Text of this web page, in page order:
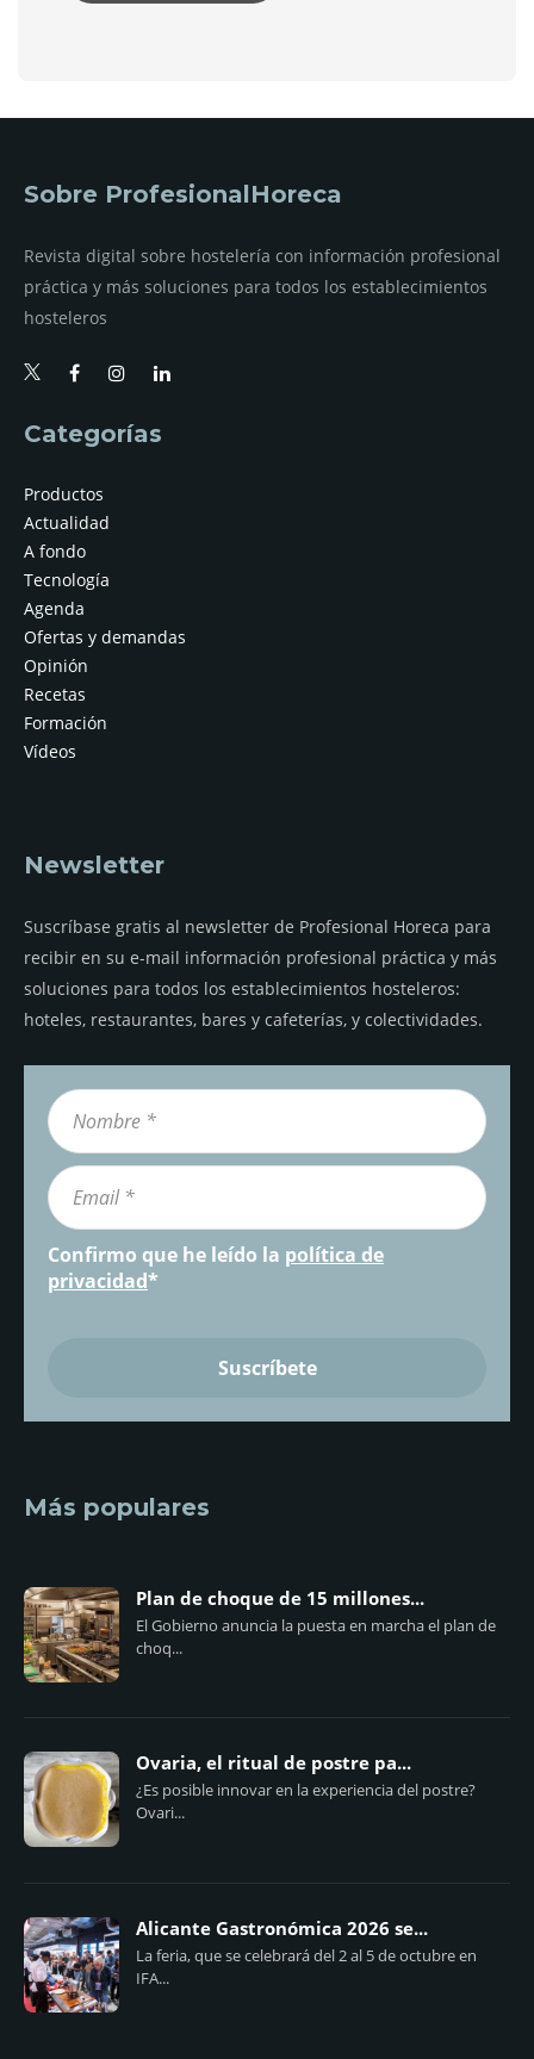
Sobre ProfesionalHoreca
Revista digital sobre hostelería con información profesional
práctica y más soluciones para todos los establecimientos
hosteleros
Categorías
Productos
Actualidad
A fondo
Tecnología
Agenda
Ofertas y demandas
Opinión
Recetas
Formación
Vídeos
Newsletter
Suscríbase gratis al newsletter de Profesional Horeca para
recibir en su e-mail información profesional práctica y más
soluciones para todos los establecimientos hosteleros:
hoteles, restaurantes, bares y cafeterías, y colectividades.
Confirmo que he leído la política de
privacidad*
Más populares
Plan de choque de 15 millones...
El Gobierno anuncia la puesta en marcha el plan de
choq...
Ovaria, el ritual de postre pa...
¿Es posible innovar en la experiencia del postre?
Ovari...
Alicante Gastronómica 2026 se...
La feria, que se celebrará del 2 al 5 de octubre en
IFA...